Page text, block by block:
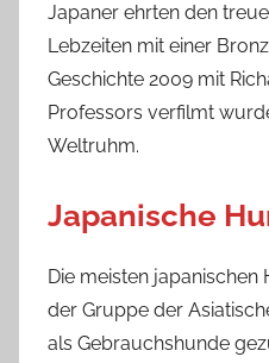
Japaner ehrten den
Lebzeiten mit einer
Geschichte 2009 mit
Professors verfilmt
Weltruhm.
Japanische
Die meisten
der Gruppe der
als Gebrauchshunde